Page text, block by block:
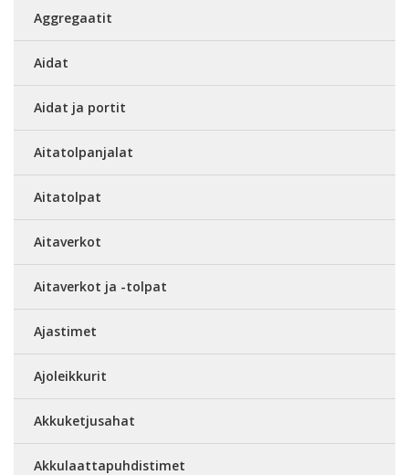
Aggregaatit
Aidat
Aidat ja portit
Aitatolpanjalat
Aitatolpat
Aitaverkot
Aitaverkot ja -tolpat
Ajastimet
Ajoleikkurit
Akkuketjusahat
Akkulaattapuhdistimet